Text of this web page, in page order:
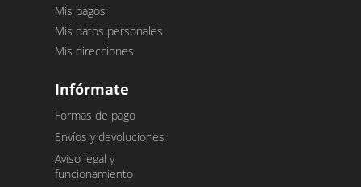
Mis pagos
Mis datos personales
Mis direcciones
Infórmate
Formas de pago
Envíos y devoluciones
Aviso legal y
funcionamiento